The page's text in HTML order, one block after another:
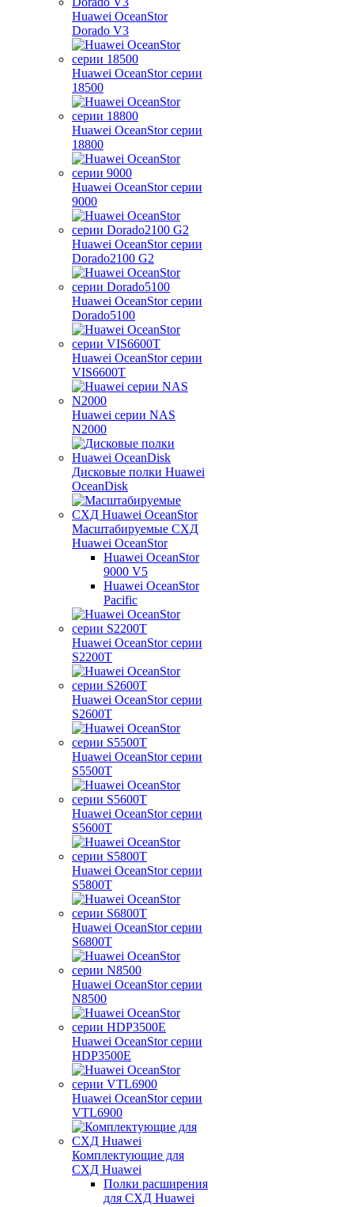
Huawei OceanStor
Dorado V3
Huawei OceanStor серии
18500
Huawei OceanStor серии
18800
Huawei OceanStor серии
9000
Huawei OceanStor серии
Dorado2100 G2
Huawei OceanStor серии
Dorado5100
Huawei OceanStor серии
VIS6600T
Huawei серии NAS
N2000
Дисковые полки Huawei
OceanDisk
Масштабируемые СХД
Huawei OceanStor
Huawei OceanStor
9000 V5
Huawei OceanStor
Pacific
Huawei OceanStor серии
S2200T
Huawei OceanStor серии
S2600T
Huawei OceanStor серии
S5500T
Huawei OceanStor серии
S5600T
Huawei OceanStor серии
S5800T
Huawei OceanStor серии
S6800T
Huawei OceanStor серии
N8500
Huawei OceanStor серии
HDP3500E
Huawei OceanStor серии
VTL6900
Комплектующие для
СХД Huawei
Полки расширения
для СХД Huawei